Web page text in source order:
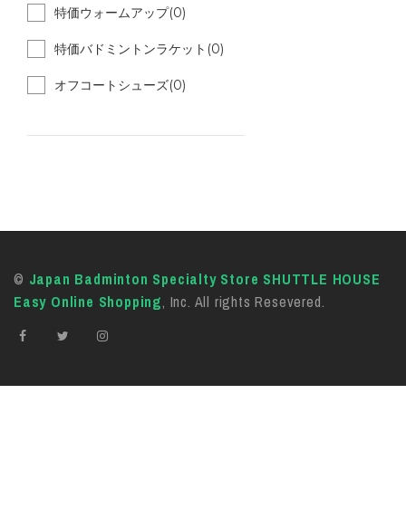
特価ウォームアップ(0)
特価バドミントンラケット(0)
オフコートシューズ(0)
© Japan Badminton Specialty Store SHUTTLE HOUSE
Easy Online Shopping, Inc. All rights Resevered.